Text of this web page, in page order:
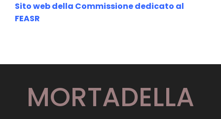
Sito web della Commissione dedicato al
FEASR
MORTADELLA